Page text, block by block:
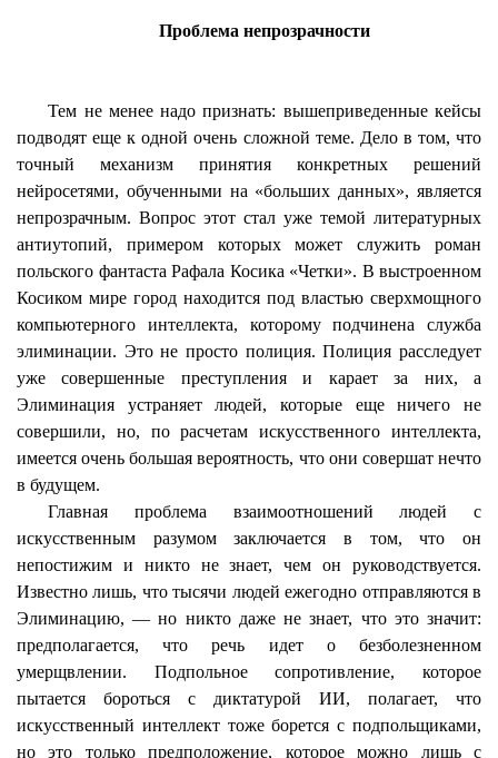
Проблема непрозрачности
Тем не менее надо признать: вышеприведенные кейсы
подводят еще к одной очень сложной теме. Дело в том, что
точный механизм принятия конкретных решений
нейросетями, обученными на «больших данных», является
непрозрачным. Вопрос этот стал уже темой литературных
антиутопий, примером которых может служить роман
польского фантаста Рафала Косика «Четки». В выстроенном
Косиком мире город находится под властью сверхмощного
компьютерного интеллекта, которому подчинена служба
элиминации. Это не просто полиция. Полиция расследует
уже совершенные преступления и карает за них, а
Элиминация устраняет людей, которые еще ничего не
совершили, но, по расчетам искусственного интеллекта,
имеется очень большая вероятность, что они совершат нечто
в будущем.
Главная проблема взаимоотношений людей с
искусственным разумом заключается в том, что он
непостижим и никто не знает, чем он руководствуется.
Известно лишь, что тысячи людей ежегодно отправляются в
Элиминацию, — но никто даже не знает, что это значит:
предполагается, что речь идет о безболезненном
умерщвлении. Подпольное сопротивление, которое
пытается бороться с диктатурой ИИ, полагает, что
искусственный интеллект тоже борется с подпольщиками,
но это только предположение, которое можно лишь с